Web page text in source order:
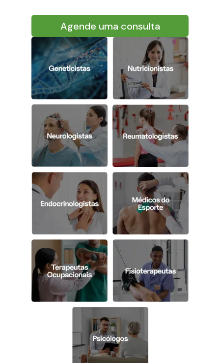
Agende uma consulta